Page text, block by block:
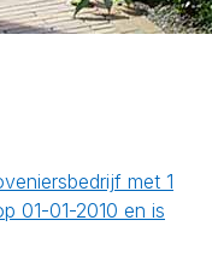
met 1
01-01-2010 en is